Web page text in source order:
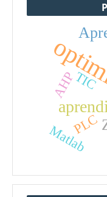
TIC
PLC
AHP
Matlab